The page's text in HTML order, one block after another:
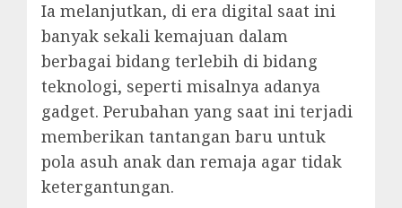
Ia melanjutkan, di era digital saat ini
banyak sekali kemajuan dalam
berbagai bidang terlebih di bidang
teknologi, seperti misalnya adanya
gadget. Perubahan yang saat ini terjadi
memberikan tantangan baru untuk
pola asuh anak dan remaja agar tidak
ketergantungan.